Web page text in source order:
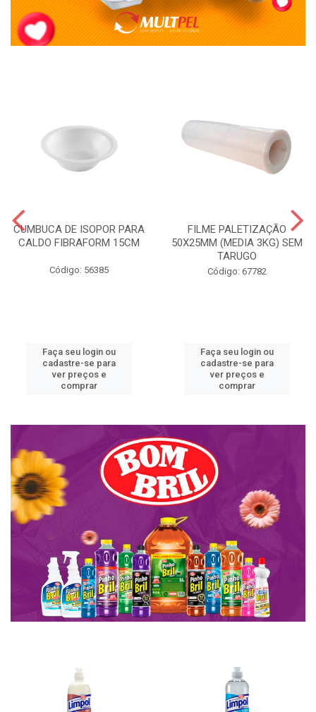
CUMBUCA DE ISOPOR PARA
CALDO FIBRAFORM 15CM
Código: 56385
Faça seu login ou
cadastre-se para
ver preços e
comprar
FILME PALETIZAÇÃO
50X25MM (MEDIA 3KG) SEM
TARUGO
Código: 67782
Faça seu login ou
cadastre-se para
ver preços e
comprar